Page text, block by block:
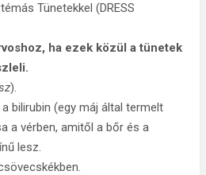
Tünetekkel (DRESS
ha ezek közül a tünetek
).
bilirubin (egy máj által termelt
a vérben, amitől a bőr és a
lesz.